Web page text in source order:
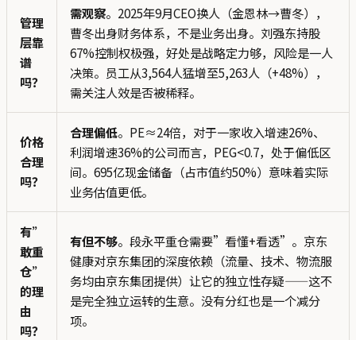
管理
层靠
谱
吗？
需观察。2025年9月CEO换人（金恩林→曹冬），
曹冬出身财务体系，不是业务出身。刘强东持股
67%控制权极强，好处是战略定力够，风险是一人
决策。员工从3,564人猛增至5,263人（+48%），
需关注人效是否被稀释。
价格
合理
吗？
合理偏低。PE≈24倍，对于一家收入增速26%、
利润增速36%的公司而言，PEG<0.7，处于偏低区
间。695亿现金储备（占市值约50%）意味着实际
业务估值更低。
有”
敢重
仓”
的理
由
吗？
有但不够。段永平重仓需要”看懂+看透”。京东
健康对京东集团的深度依赖（流量、技术、物流服
务均由京东集团提供）让它的独立性存疑——这不
是完全独立运转的生意。没有分红也是一个减分
项。